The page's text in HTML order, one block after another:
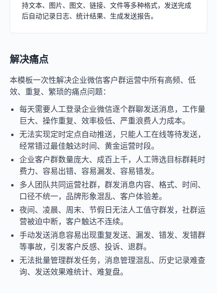
持文本、图片、图文、链接、文件等多种格式，发送完成
后自动记录日志、统计结果、生成发送报告。
解决痛点
本模板一次性解决企业微信客户群运营中所有高频、低
效、重复、繁琐的痛点问题：
每天需要人工登录企业微信逐个群聊发送消息，工作量
巨大、操作重复、效率极低、严重浪费人力成本。
无法实现定时定点自动推送，只能人工在线等待发送，
经常错过最佳触达时间、黄金运营时段。
企业客户群数量庞大、成百上千，人工筛选目标群耗时
费力、容易出错、容易漏发、容易错发。
多人团队共同运营社群，群发消息内容、格式、时间、
口径不统一，品牌形象混乱、客户体验差。
夜间、凌晨、周末、节假日无法人工值守群发，社群运
营被迫中断，客户触达不连续。
手动发送消息容易出现重复发送、漏发、错发、发错群
等事故，引发客户反感、投诉、退群。
无法批量管理群发任务，消息管理混乱、历史记录难查
询、发送效果难统计、难复盘。